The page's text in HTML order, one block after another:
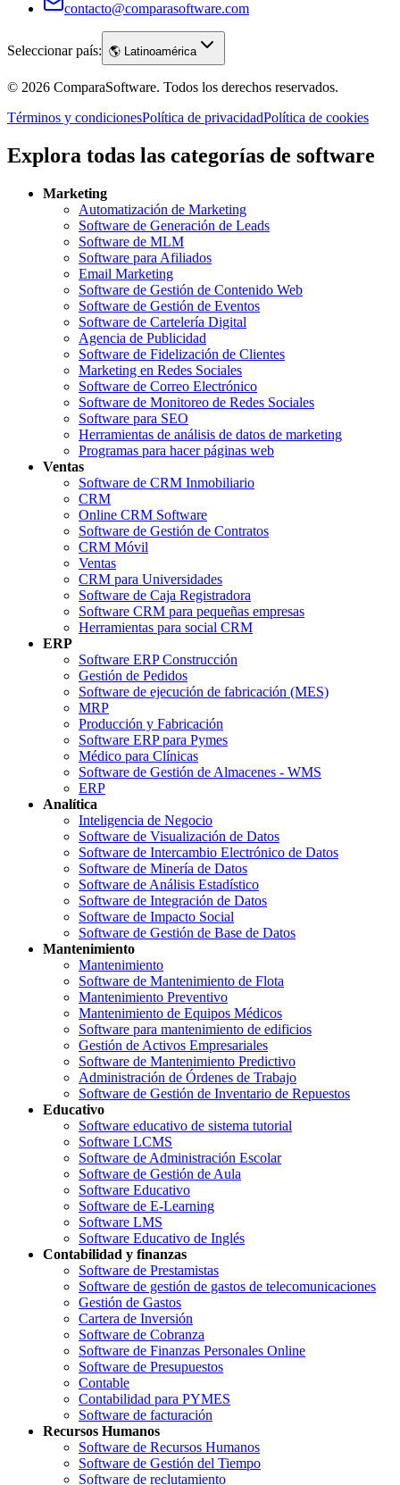
contacto@comparasoftware.com
Seleccionar país: 🌎 Latinoamérica
© 2026 ComparaSoftware. Todos los derechos reservados.
Términos y condicionesPolítica de privacidadPolítica de cookies
Explora todas las categorías de software
Marketing
Automatización de Marketing
Software de Generación de Leads
Software de MLM
Software para Afiliados
Email Marketing
Software de Gestión de Contenido Web
Software de Gestión de Eventos
Software de Cartelería Digital
Agencia de Publicidad
Software de Fidelización de Clientes
Marketing en Redes Sociales
Software de Correo Electrónico
Software de Monitoreo de Redes Sociales
Software para SEO
Herramientas de análisis de datos de marketing
Programas para hacer páginas web
Ventas
Software de CRM Inmobiliario
CRM
Online CRM Software
Software de Gestión de Contratos
CRM Móvil
Ventas
CRM para Universidades
Software de Caja Registradora
Software CRM para pequeñas empresas
Herramientas para social CRM
ERP
Software ERP Construcción
Gestión de Pedidos
Software de ejecución de fabricación (MES)
MRP
Producción y Fabricación
Software ERP para Pymes
Médico para Clínicas
Software de Gestión de Almacenes - WMS
ERP
Analítica
Inteligencia de Negocio
Software de Visualización de Datos
Software de Intercambio Electrónico de Datos
Software de Minería de Datos
Software de Análisis Estadístico
Software de Integración de Datos
Software de Impacto Social
Software de Gestión de Base de Datos
Mantenimiento
Mantenimiento
Software de Mantenimiento de Flota
Mantenimiento Preventivo
Mantenimiento de Equipos Médicos
Software para mantenimiento de edificios
Gestión de Activos Empresariales
Software de Mantenimiento Predictivo
Administración de Órdenes de Trabajo
Software de Gestión de Inventario de Repuestos
Educativo
Software educativo de sistema tutorial
Software LCMS
Software de Administración Escolar
Software de Gestión de Aula
Software Educativo
Software de E-Learning
Software LMS
Software Educativo de Inglés
Contabilidad y finanzas
Software de Prestamistas
Software de gestión de gastos de telecomunicaciones
Gestión de Gastos
Cartera de Inversión
Software de Cobranza
Software de Finanzas Personales Online
Software de Presupuestos
Contable
Contabilidad para PYMES
Software de facturación
Recursos Humanos
Software de Recursos Humanos
Software de Gestión del Tiempo
Software de reclutamiento